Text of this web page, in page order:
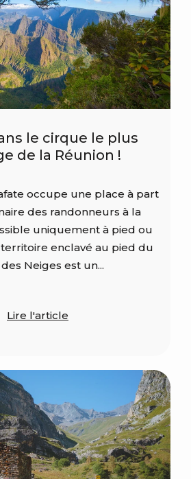
le cirque le plus
de la Réunion !
occupe une place à part
des randonneurs à la
uniquement à pied ou
territoire enclavé au pied du
Neiges est un...
Lire l'article